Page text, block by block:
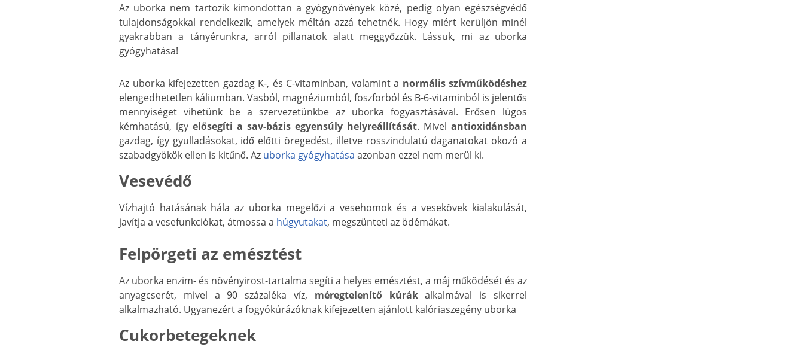
Az uborka nem tartozik kimondottan a gyógynövények közé, pedig olyan egészségvédő
tulajdonságokkal rendelkezik, amelyek méltán azzá tehetnék. Hogy miért kerüljön minél
gyakrabban a tányérunkra, arról pillanatok alatt meggyőzzük. Lássuk, mi az uborka
gyógyhatása!
Az uborka kifejezetten gazdag K-, és C-vitaminban, valamint a normális szívműködéshez
elengedhetetlen káliumban. Vasból, magnéziumból, foszforból és B-6-vitaminból is jelentős
mennyiséget vihetünk be a szervezetünkbe az uborka fogyasztásával. Erősen lúgos
kémhatású, így elősegíti a sav-bázis egyensúly helyreállítását. Mivel antioxidánsban
gazdag, így gyulladásokat, idő előtti öregedést, illetve rosszindulatú daganatokat okozó a
szabadgyökök ellen is kitűnő. Az uborka gyógyhatása azonban ezzel nem merül ki.
Vesevédő
Vízhajtó hatásának hála az uborka megelőzi a vesehomok és a vesekövek kialakulását,
javítja a vesefunkciókat, átmossa a húgyutakat, megszünteti az ödémákat.
Felpörgeti az emésztést
Az uborka enzim- és növényirost-tartalma segíti a helyes emésztést, a máj működését és az
anyagcserét, mivel a 90 százaléka víz, méregtelenítő kúrákalkalmával is sikerrel
alkalmazható. Ugyanezért a fogyókúrázóknak kifejezetten ajánlott kalóriaszegény uborka
Cukorbetegeknek